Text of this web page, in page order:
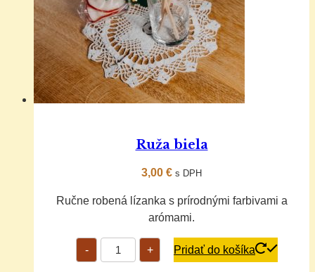
Ruža biela
3,00 € s DPH
Ručne robená lízanka s prírodnými farbivami a
arómami.
-
množstvo
Ruža
biela
+ Pridať do košíka